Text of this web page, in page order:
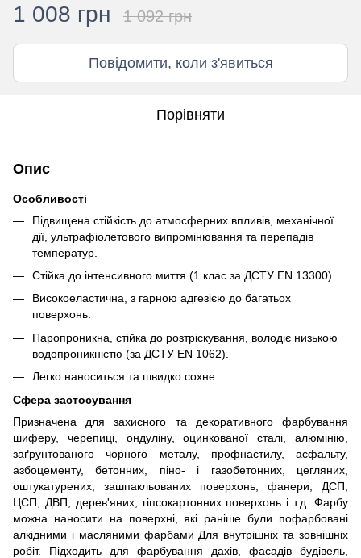
1 008 грн 1 092 грн
Повідомити, коли з'явиться
Порівняти
Опис
Особливості
Підвищена стійкість до атмосферних впливів, механічної
дії, ультрафіолетового випромінювання та перепадів
температур.
Стійка до інтенсивного миття (1 клас за ДСТУ EN 13300).
Високоеластична, з гарною адгезією до багатьох
поверхонь.
Паропроникна, стійка до розтріскування, володіє низькою
водопроникністю (за ДСТУ EN 1062).
Легко наноситься та швидко сохне.
Сфера застосування
Призначена для захисного та декоративного фарбування
шиферу, черепиці, ондуліну, оцинкованої сталі, алюмінію,
заґрунтованого чорного металу, профнастилу, асфальту,
азбоцементу, бетонних, піно- і газобетонних, цегляних,
оштукатурених, зашпакльованих поверхонь, фанери, ДСП,
ЦСП, ДВП, дерев'яних, гіпсокартонних поверхонь і т.д. Фарбу
можна наносити на поверхні, які раніше були пофарбовані
алкідними і масляними фарбами Для внутрішніх та зовнішніх
робіт. Підходить для фарбування дахів, фасадів будівель,